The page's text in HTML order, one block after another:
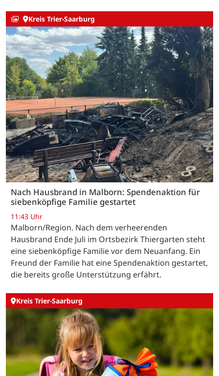
Kreis Trier-Saarburg
Nach Hausbrand in Malborn: Spendenaktion für
siebenköpfige Familie gestartet
11:43 Uhr
Malborn/Region. Nach dem verheerenden
Hausbrand Ende Juli im Ortsbezirk Thiergarten steht
eine siebenköpfige Familie vor dem Neuanfang. Ein
Freund der Familie hat eine Spendenaktion gestartet,
die bereits große Unterstützung erfährt.
Kreis Trier-Saarburg